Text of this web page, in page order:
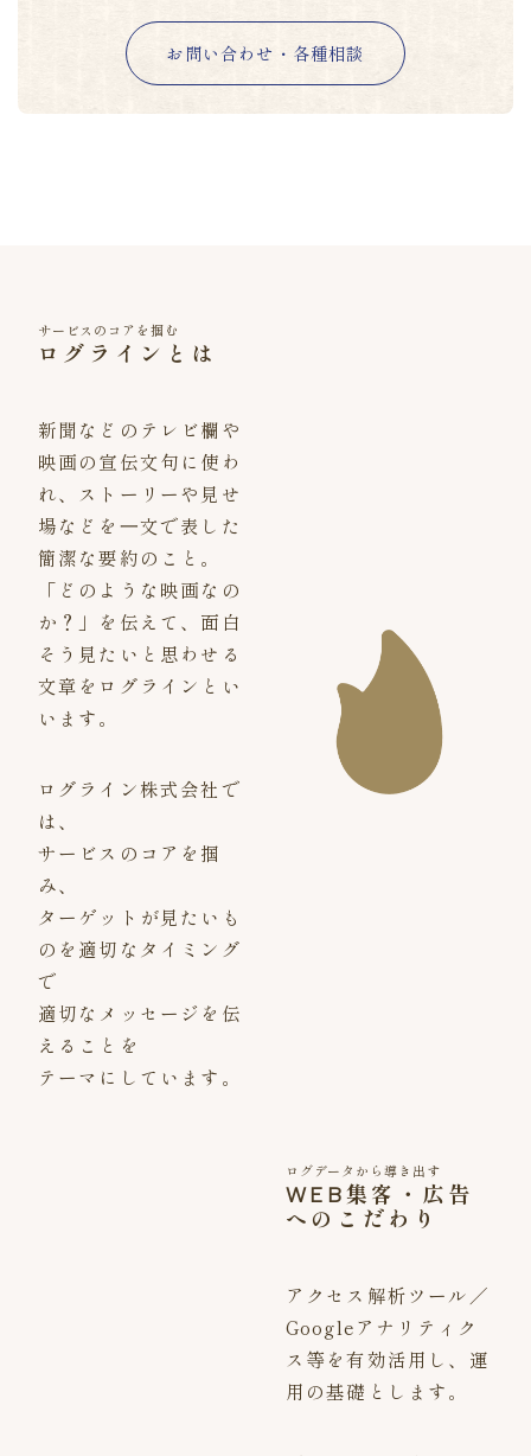
お問い合わせ・各種相談
サービスのコアを掴む
ログラインとは
新聞などのテレビ欄や
映画の宣伝文句に使わ
れ、ストーリーや見せ
場などを⼀文で表した
簡潔な要約のこと。
「どのような映画なの
か？」を伝えて、面白
そう見たいと思わせる
文章をログラインとい
います。
ログライン株式会社で
は、
サービスのコアを掴
み、
ターゲットが見たいも
のを適切なタイミング
で
適切なメッセージを伝
えることを
テーマにしています。
ログデータから導き出す
WEB集客・広告
へのこだわり
アクセス解析ツール／
Googleアナリティク
ス等を有効活用し、運
用の基礎とします。